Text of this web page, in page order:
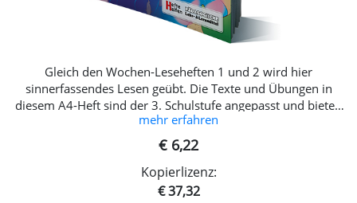
Gleich den Wochen-Leseheften 1 und 2 wird hier
sinnerfassendes Lesen geübt. Die Texte und Übungen in
diesem A4-Heft sind der 3. Schulstufe angepasst und bieten
40 Seiten Abwechslung und Themenvielfalt. NEU in dieser
Ausgabe: 8 Seiten mehr 20 Wochen: lineare und nicht-
lineare Lesetexte, EXTRA Schreibanlässe, EXTRA Übungen für
die Leseflüssigkeit, Anleitung für PädagogInnen u.v.m.!
Entspricht den aktuellen Bildungsstandards! Lesethemen
mehr erfahren
€ 6,22
Kopierlizenz:
€ 37,32